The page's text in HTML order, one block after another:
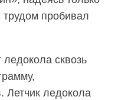
трудом пробивал
сквозь
Летчик ледокола